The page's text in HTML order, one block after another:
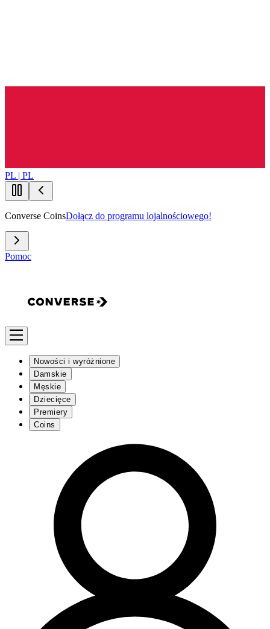
PL | PL
Converse CoinsDołącz do programu lojalnościowego!
Pomoc
Nowości i wyróżnione
Damskie
Męskie
Dziecięce
Premiery
Coins